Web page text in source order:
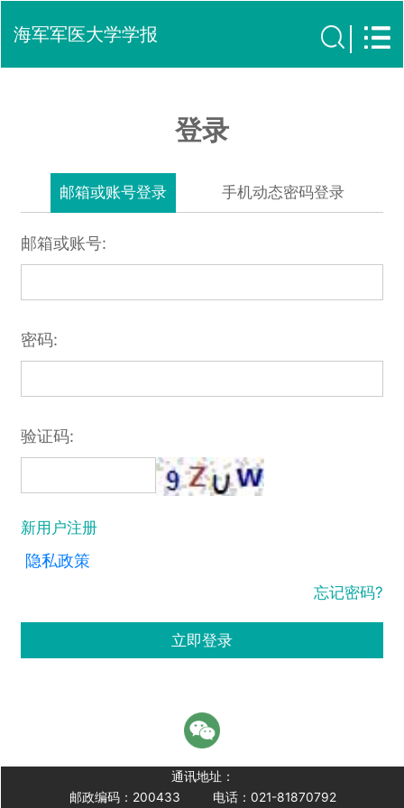
海军军医大学学报
登录
邮箱或账号登录 手机动态密码登录
邮箱或账号:
密码:
验证码:
新用户注册
隐私政策
忘记密码?
立即登录
通讯地址：
邮政编码：200433
电话：021-81870792